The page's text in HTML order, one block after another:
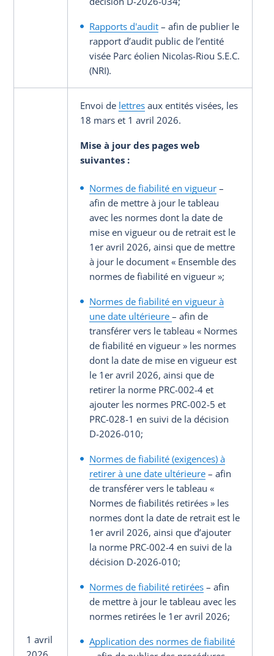
Rapports d'audit – afin de publier le
rapport d’audit public de l’entité
visée Parc éolien Nicolas-Riou S.E.C.
(NRI).
1 avril
Envoi de lettres aux entités visées, les
18 mars et 1 avril 2026.
Mise à jour des pages web
suivantes :
Normes de fiabilité en vigueur –
afin de mettre à jour le tableau
avec les normes dont la date de
mise en vigueur ou de retrait est le
1er avril 2026, ainsi que de mettre
à jour le document « Ensemble des
normes de fiabilité en vigueur »;
Normes de fiabilité en vigueur à
une date ultérieure – afin de
transférer vers le tableau « Normes
de fiabilité en vigueur » les normes
dont la date de mise en vigueur est
le 1er avril 2026, ainsi que de
retirer la norme PRC-002-4 et
ajouter les normes PRC-002-5 et
PRC-028-1 en suivi de la décision
D-2026-010;
Normes de fiabilité (exigences) à
retirer à une date ultérieure – afin
de transférer vers le tableau «
Normes de fiabilités retirées » les
normes dont la date de retrait est le
1er avril 2026, ainsi que d’ajouter
la norme PRC-002-4 en suivi de la
décision D-2026-010;
Normes de fiabilité retirées – afin
de mettre à jour le tableau avec les
normes retirées le 1er avril 2026;
Application des normes de fiabilité